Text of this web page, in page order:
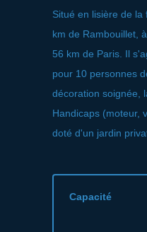
Situé en lisière de
km de Rambouillet,
56 km de Paris. Il
pour 10 personnes
décoration soignée,
Handicaps (moteur,
doté d'un jardin
Capacité